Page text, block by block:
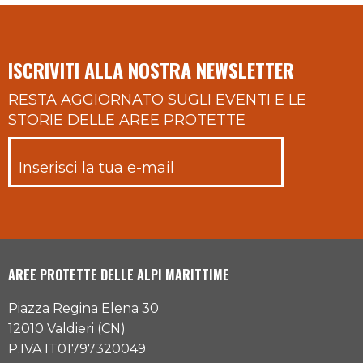
ISCRIVITI ALLA NOSTRA NEWSLETTER
RESTA AGGIORNATO SUGLI EVENTI E LE
STORIE DELLE AREE PROTETTE
AREE PROTETTE DELLE ALPI MARITTIME
Piazza Regina Elena 30
12010 Valdieri (CN)
P.IVA IT01797320049